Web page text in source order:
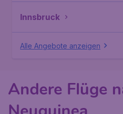
Innsbruck
Alle Angebote anzeigen
Andere Flüge